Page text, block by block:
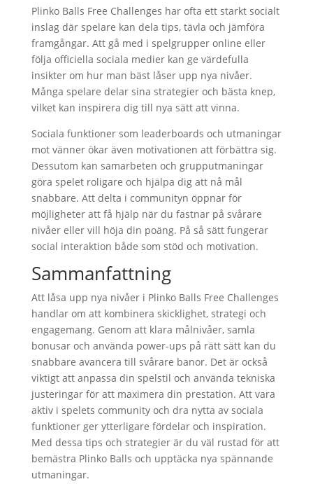
Plinko Balls Free Challenges har ofta ett starkt socialt
inslag där spelare kan dela tips, tävla och jämföra
framgångar. Att gå med i spelgrupper online eller
följa officiella sociala medier kan ge värdefulla
insikter om hur man bäst låser upp nya nivåer.
Många spelare delar sina strategier och bästa knep,
vilket kan inspirera dig till nya sätt att vinna.
Sociala funktioner som leaderboards och utmaningar
mot vänner ökar även motivationen att förbättra sig.
Dessutom kan samarbeten och grupputmaningar
göra spelet roligare och hjälpa dig att nå mål
snabbare. Att delta i communityn öppnar för
möjligheter att få hjälp när du fastnar på svårare
nivåer eller vill höja din poäng. På så sätt fungerar
social interaktion både som stöd och motivation.
Sammanfattning
Att låsa upp nya nivåer i Plinko Balls Free Challenges
handlar om att kombinera skicklighet, strategi och
engagemang. Genom att klara målnivåer, samla
bonusar och använda power-ups på rätt sätt kan du
snabbare avancera till svårare banor. Det är också
viktigt att anpassa din spelstil och använda tekniska
justeringar för att maximera din prestation. Att vara
aktiv i spelets community och dra nytta av sociala
funktioner ger ytterligare fördelar och inspiration.
Med dessa tips och strategier är du väl rustad för att
bemästra Plinko Balls och upptäcka nya spännande
utmaningar.